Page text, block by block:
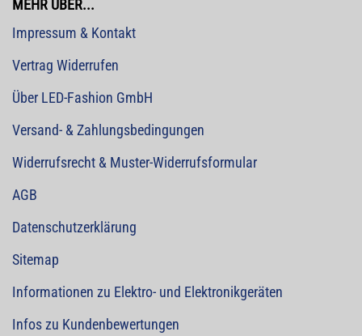
MEHR ÜBER...
Impressum & Kontakt
Vertrag Widerrufen
Über LED-Fashion GmbH
Versand- & Zahlungsbedingungen
Widerrufsrecht & Muster-Widerrufsformular
AGB
Datenschutzerklärung
Sitemap
Informationen zu Elektro- und Elektronikgeräten
Infos zu Kundenbewertungen